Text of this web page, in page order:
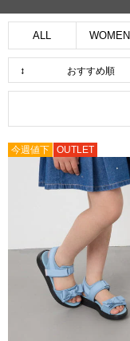
ALL WOMEN
今週値下 OUTLET